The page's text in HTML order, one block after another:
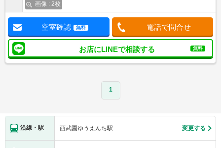
画像 : 2枚
空室確認 無料 電話で問合せ
お店にLINEで相談する 無料
1
沿線・駅 西武園ゆうえんち駅 変更する